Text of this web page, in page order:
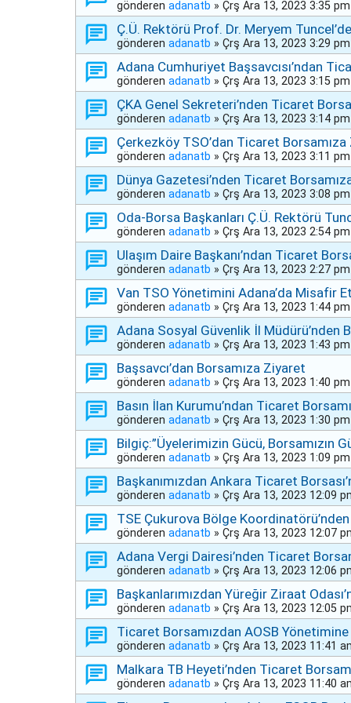
gönderen adanatb » Çrş Ara 13, 2023 3:35 pm
Ç.Ü. Rektörü Prof. Dr. Meryem
gönderen adanatb » Çrş Ara 13, 2023 3:29 pm
Adana Cumhuriyet Başsavcısı’ndan
gönderen adanatb » Çrş Ara 13, 2023 3:15 pm
ÇKA Genel Sekreteri’nden Ticaret
gönderen adanatb » Çrş Ara 13, 2023 3:14 pm
Çerkezköy TSO’dan Ticaret
gönderen adanatb » Çrş Ara 13, 2023 3:11 pm
Dünya Gazetesi’nden Ticaret
gönderen adanatb » Çrş Ara 13, 2023 3:08 pm
Oda-Borsa Başkanları Ç.Ü. Rektörü
gönderen adanatb » Çrş Ara 13, 2023 2:54 pm
Ulaşım Daire Başkanı’ndan Ticaret
gönderen adanatb » Çrş Ara 13, 2023 2:27 pm
Van TSO Yönetimini Adana’da Misafir
gönderen adanatb » Çrş Ara 13, 2023 1:44 pm
Adana Sosyal Güvenlik İl Müdürü’nden
gönderen adanatb » Çrş Ara 13, 2023 1:43 pm
Başsavcı’dan Borsamıza Ziyaret
gönderen adanatb » Çrş Ara 13, 2023 1:40 pm
Basın İlan Kurumu’ndan Ticaret
gönderen adanatb » Çrş Ara 13, 2023 1:30 pm
Bilgiç:”Üyelerimizin Gücü, Borsamızın
gönderen adanatb » Çrş Ara 13, 2023 1:09 pm
Başkanımızdan Ankara Ticaret
gönderen adanatb » Çrş Ara 13, 2023 12:09
TSE Çukurova Bölge
gönderen adanatb » Çrş Ara 13, 2023 12:07
Adana Vergi Dairesi’nden Ticaret
gönderen adanatb » Çrş Ara 13, 2023 12:06
Başkanlarımızdan Yüreğir Ziraat
gönderen adanatb » Çrş Ara 13, 2023 12:05
Ticaret Borsamızdan AOSB Yönetimine
gönderen adanatb » Çrş Ara 13, 2023 11:41
Malkara TB Heyeti’nden Ticaret
gönderen adanatb » Çrş Ara 13, 2023 11:40